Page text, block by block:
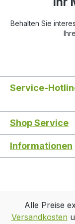
Behalten Sie
Service-
Shop Service
Informationen
Alle Preise
Versandkosten